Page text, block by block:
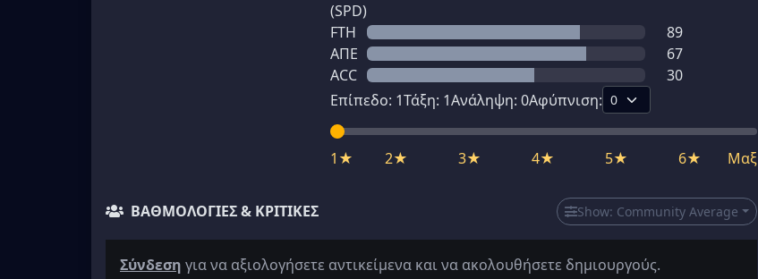
(SPD)
FTH
89
ΑΠΕ
67
ACC
30
Επίπεδο: 1Τάξη: 1Ανάληψη: 0Αφύπνιση:
1★ 2★ 3★ 4★ 5★ 6★ Μαξ
ΒΑΘΜΟΛΟΓΊΕΣ & ΚΡΙΤΙΚΈΣ Show: Community Average
Σύνδεση για να αξιολογήσετε αντικείμενα και να ακολουθήσετε δημιουργούς.